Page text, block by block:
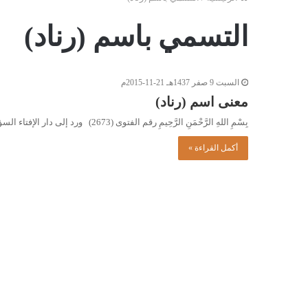
التسمي باسم (رناد)
السبت 9 صفر 1437هـ 21-11-2015م
معنى اسم (رناد)
بِسْمِ اللهِ الرَّحْمَنِ الرَّحِيمِ رقم الفتوى (2673) ورد إلى دار الإفتاء السؤال التالي: ابنتي تبلغ من العمر عامين، واسمها…
أكمل القراءة »